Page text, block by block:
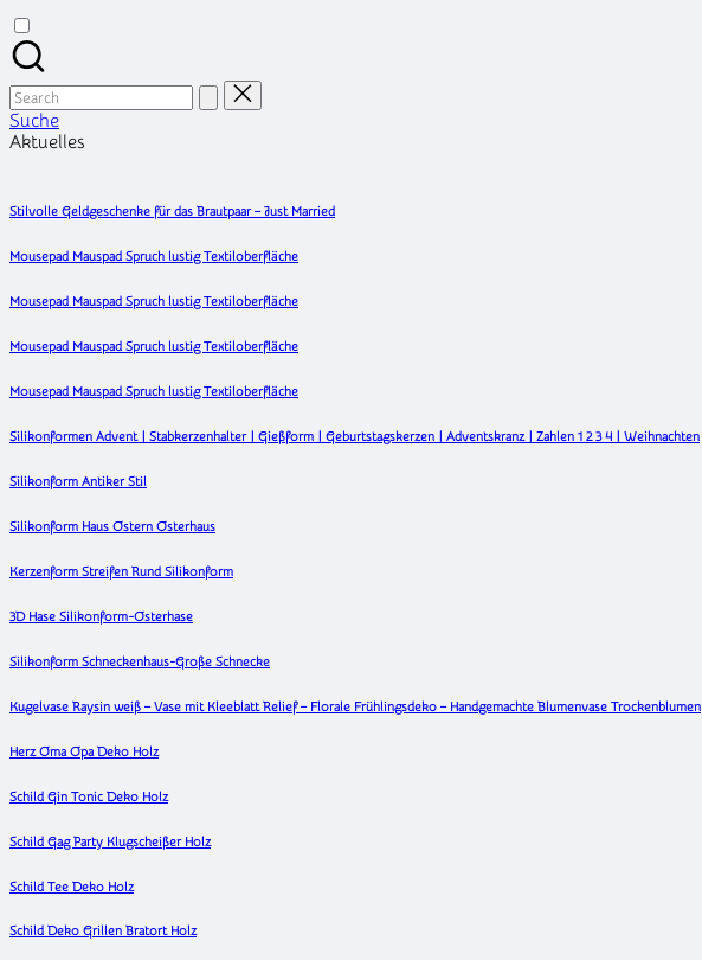
Search
for:
Suche
Aktuelles
Stilvolle Geldgeschenke für das Brautpaar – Just Married
Mousepad Mauspad Spruch lustig Textiloberfläche
Mousepad Mauspad Spruch lustig Textiloberfläche
Mousepad Mauspad Spruch lustig Textiloberfläche
Mousepad Mauspad Spruch lustig Textiloberfläche
Silikonformen Advent | Stabkerzenhalter | Gießform | Geburtstagskerzen | Adventskranz | Zahlen 1 2 3 4 | Weihnachten
Silikonform Antiker Stil
Silikonform Haus Ostern Osterhaus
Kerzenform Streifen Rund Silikonform
3D Hase Silikonform-Osterhase
Silikonform Schneckenhaus-Große Schnecke
Kugelvase Raysin weiß – Vase mit Kleeblatt Relief – Florale Frühlingsdeko – Handgemachte Blumenvase Trockenblumen
Herz Oma Opa Deko Holz
Schild Gin Tonic Deko Holz
Schild Gag Party Klugscheißer Holz
Schild Tee Deko Holz
Schild Deko Grillen Bratort Holz